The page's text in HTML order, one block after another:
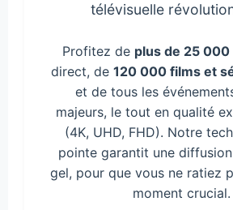
télévisuelle
Profitez de plus de 25 000
direct, de 120 000 films et
et de tous les
majeurs, le tout en qualité
(4K, UHD, FHD). Notre
pointe garantit une
gel, pour que vous ne ratiez
moment crucial.